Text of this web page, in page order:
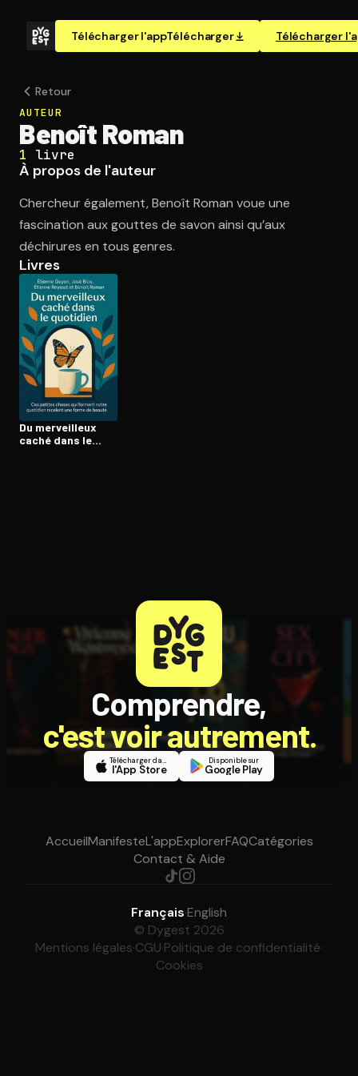
Télécharger l'appTélécharger Télécharger
Ouvre l'app Appareil photo, pointe sur le code. C'est gratuit à
Retour
AUTEUR
Benoît Roman
1 livre
À propos de l'auteur
Chercheur également, Benoît Roman voue une
fascination aux gouttes de savon ainsi qu’aux
déchirures en tous genres.
Livres
Du merveilleux
caché dans le
Comprendre,
c'est voir autrement.
Télécharger dans
l'App Store
Disponible sur
Google Play
AccueilManifesteL'appExplorerFAQCatégories
Contact & Aide
Français·English
© Dygest 2026
Mentions légales·CGU·Politique de confidentialité·
Cookies